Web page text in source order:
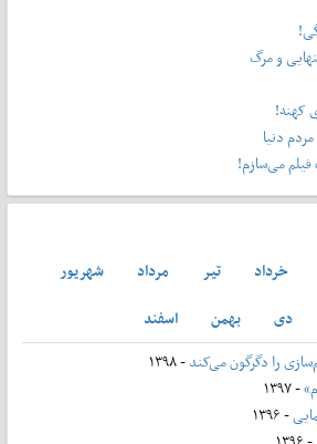
و مرگ
دنیا
می‌سازم!
خرداد تير مرداد
شهريور
دی بهمن
اسفند
را دگرگون می‌کند- ۱۳۹۸
- ۱۳۹۷
- ۱۳۹۶